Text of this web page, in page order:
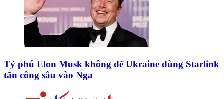
Tỷ phú Elon Musk không để Ukraine dùng Starlink
tấn công sâu vào Nga